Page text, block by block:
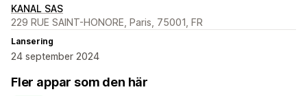
KANAL SAS
229 RUE SAINT-HONORE, Paris, 75001, FR
Lansering
24 september 2024
Fler appar som den här